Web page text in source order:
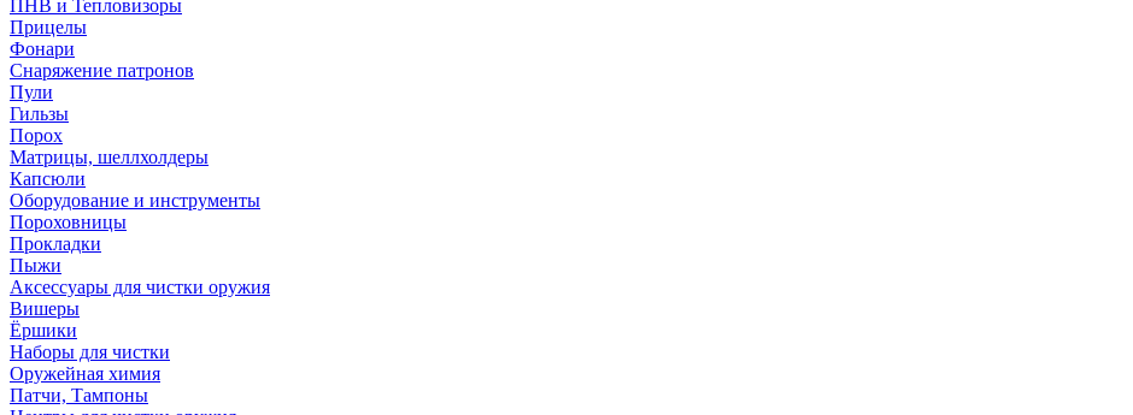
ПНВ и Тепловизоры
Прицелы
Фонари
Снаряжение патронов
Пули
Гильзы
Порох
Матрицы, шеллхолдеры
Капсюли
Оборудование и инструменты
Пороховницы
Прокладки
Пыжи
Аксессуары для чистки оружия
Вишеры
Ёршики
Наборы для чистки
Оружейная химия
Патчи, Тампоны